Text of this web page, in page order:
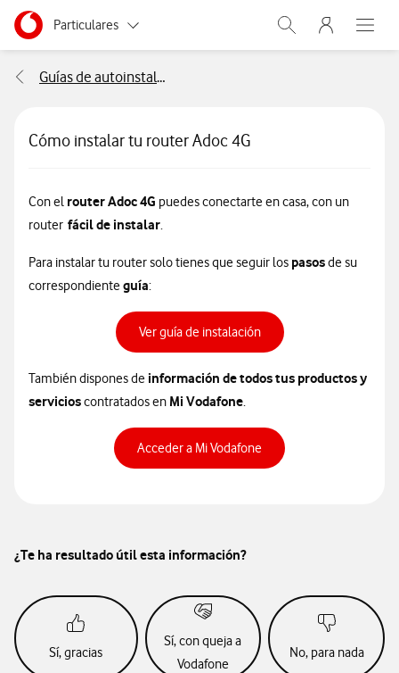
Ir a la pagina principal de vodafone.es
Menu navegación Segmento
Particulares
Autónomos
Abrir buscador.
Menu
Abre
Guías de autoinstalación
Cómo instalar tu router Adoc 4G
Con el router Adoc 4G puedes conectarte en casa, con un
router fácil de instalar.
Para instalar tu router solo tienes que seguir los pasosde su
correspondienteguía:
Ver guía de instalación
También dispones de información de todos tus productos y
servicioscontratados en Mi Vodafone.
Acceder a Mi Vodafone
¿Te ha resultado útil esta información?
Sí, gracias
Sí, con queja a
Vodafone
No, para nada